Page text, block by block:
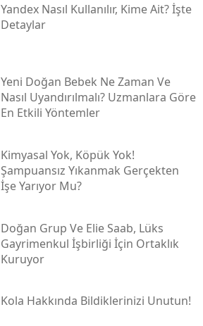
Yandex Nasıl Kullanılır, Kime Ait? İşte
Detaylar
Yeni Doğan Bebek Ne Zaman Ve
Nasıl Uyandırılmalı? Uzmanlara Göre
En Etkili Yöntemler
Kimyasal Yok, Köpük Yok!
Şampuansız Yıkanmak Gerçekten
İşe Yarıyor Mu?
Doğan Grup Ve Elie Saab, Lüks
Gayrimenkul İşbirliği İçin Ortaklık
Kuruyor
Kola Hakkında Bildiklerinizi Unutun!